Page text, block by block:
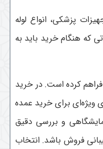
پزشکی، انواع لوله
که هنگام خرید باید به
کرده است. در خرید
ویژه‌ای برای خرید عمده
و بررسی دقیق
فروش باشد. انتخاب